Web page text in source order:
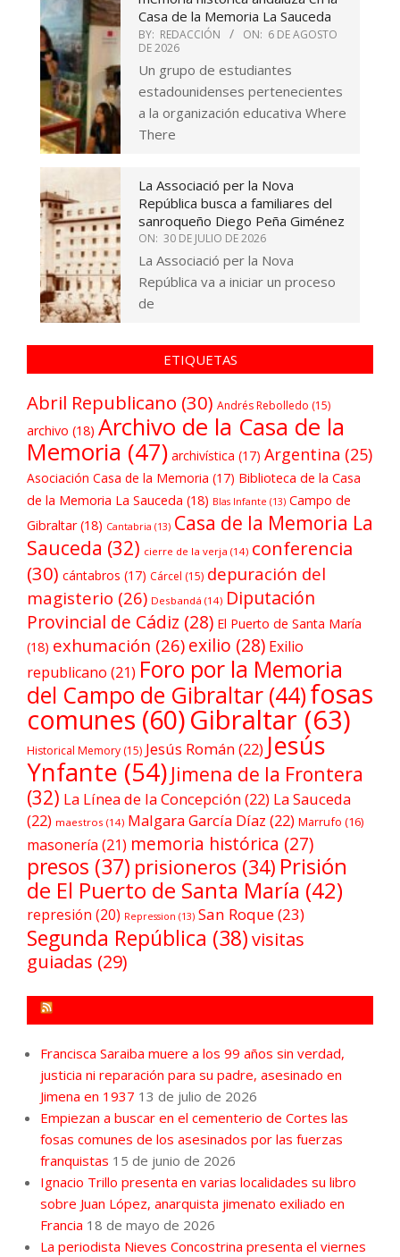
Casa de la Memoria La Sauceda
BY: REDACCIÓN ON: 6 DE AGOSTO
DE 2026
Un grupo de estudiantes
estadounidenses pertenecientes
a la organización educativa Where
There
La Associació per la Nova
República busca a familiares del
sanroqueño Diego Peña Giménez
ON: 30 DE JULIO DE 2026
La Associació per la Nova
República va a iniciar un proceso
de
ETIQUETAS
Abril Republicano (30) Andrés Rebolledo (15)
archivo (18) Archivo de la Casa de la
Memoria (47) archivística (17) Argentina (25)
Asociación Casa de la Memoria (17) Biblioteca de la Casa
de la Memoria La Sauceda (18) Blas Infante (13) Campo de
Gibraltar(18) Cantabria (13) Casa de la Memoria La
Sauceda (32) cierre de la verja (14) conferencia
(30) cántabros (17) Cárcel (15) depuración del
magisterio (26) Desbandá (14) Diputación
Provincial de Cádiz (28) El Puerto de Santa María
(18) exhumación (26) exilio (28) Exilio
republicano (21) Foro por la Memoria
del Campo de Gibraltar (44)fosas
comunes (60)Gibraltar(63)
Historical Memory (15) Jesús Román(22) Jesús
Ynfante (54) Jimena de la Frontera
(32) La Línea de la Concepción(22) La Sauceda
(22) maestros (14) Malgara García Díaz (22) Marrufo (16)
masonería (21) memoria histórica (27)
presos (37) prisioneros (34) Prisión
de El Puerto de Santa María (42)
represión (20) Repression (13) San Roque(23)
Segunda República (38)visitas
guiadas (29)
Francisca Saraiba muere a los 99 años sin verdad,
justicia ni reparación para su padre, asesinado en
Jimena en 1937 13 de julio de 2026
Empiezan a buscar en el cementerio de Cortes las
fosas comunes de los asesinados por las fuerzas
franquistas 15 de junio de 2026
Ignacio Trillo presenta en varias localidades su libro
sobre Juan López, anarquista jimenato exiliado en
Francia 18 de mayo de 2026
La periodista Nieves Concostrina presenta el viernes